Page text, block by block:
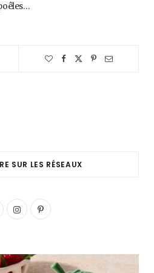
SUR LES RÉSEAUX
I
P